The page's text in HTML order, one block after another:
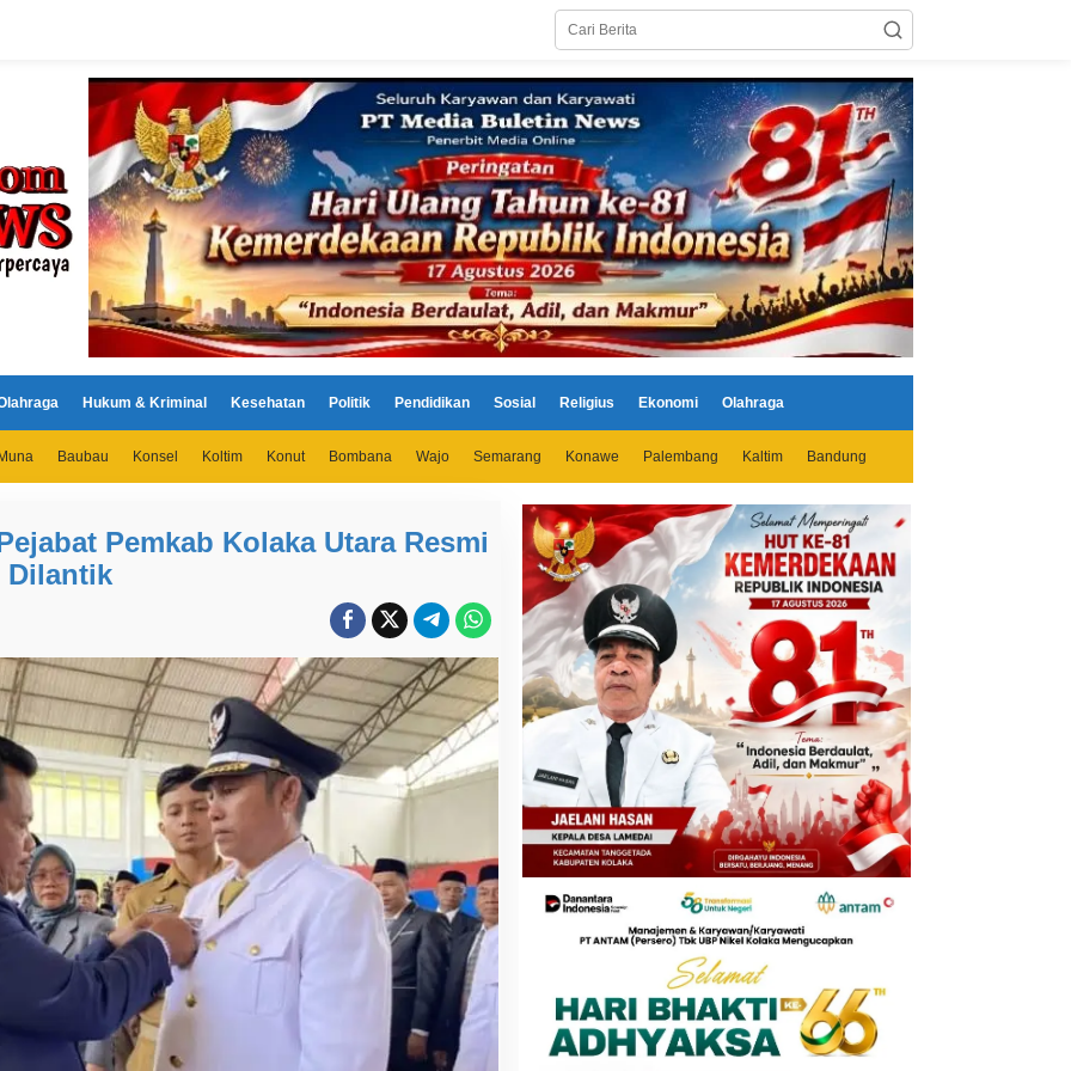
Hukum & Kriminal Kesehatan Politik Pendidikan Sosial Religius Ekonomi Olahraga
Baubau Konsel Koltim Konut Bombana Wajo Semarang Konawe Palembang Kaltim Bandung
Pemkab Kolaka Utara Resmi
Dilantik